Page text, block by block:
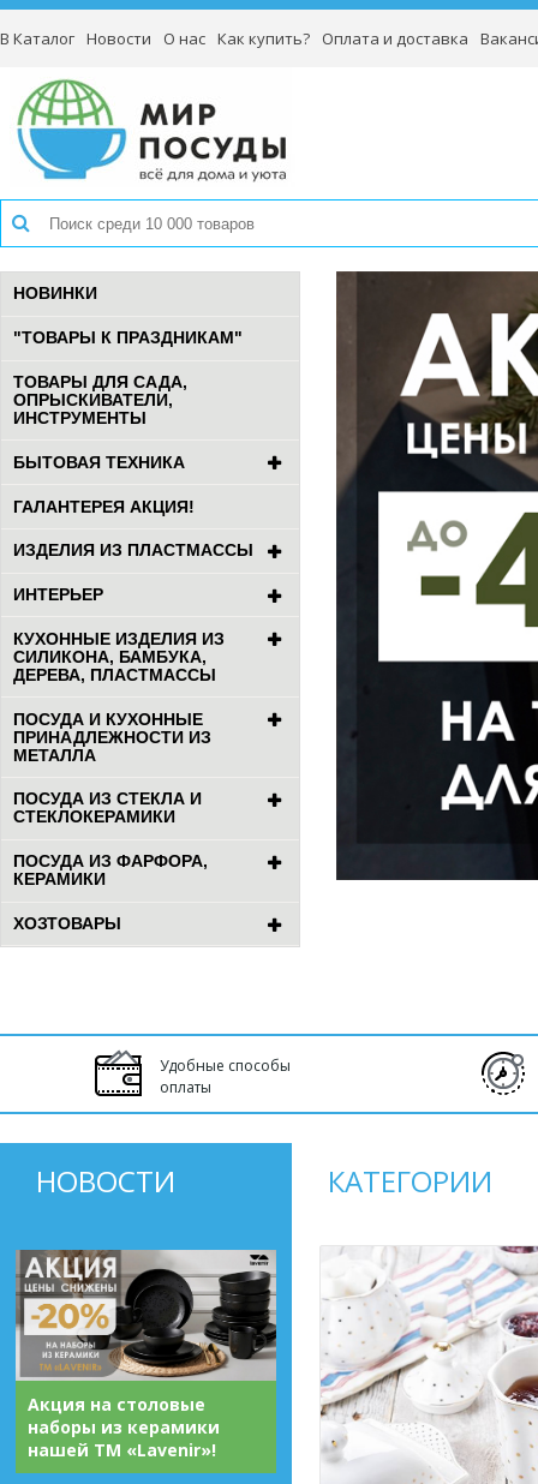
В Каталог Новости О нас Как купить? Оплата и доставка
НОВИНКИ
"ТОВАРЫ К ПРАЗДНИКАМ"
ТОВАРЫ ДЛЯ САДА,
ОПРЫСКИВАТЕЛИ,
ИНСТРУМЕНТЫ
БЫТОВАЯ ТЕХНИКА
ГАЛАНТЕРЕЯ АКЦИЯ!
ИЗДЕЛИЯ ИЗ ПЛАСТМАССЫ
ИНТЕРЬЕР
КУХОННЫЕ ИЗДЕЛИЯ ИЗ
СИЛИКОНА, БАМБУКА,
ДЕРЕВА, ПЛАСТМАССЫ
ПОСУДА И КУХОННЫЕ
ПРИНАДЛЕЖНОСТИ ИЗ
МЕТАЛЛА
ПОСУДА ИЗ СТЕКЛА И
СТЕКЛОКЕРАМИКИ
ПОСУДА ИЗ ФАРФОРА,
КЕРАМИКИ
ХОЗТОВАРЫ
Удобные способы
оплаты
НОВОСТИ
Акция на столовые
наборы из керамики
нашей ТМ «Lavenir»!
КАТЕГОРИИ